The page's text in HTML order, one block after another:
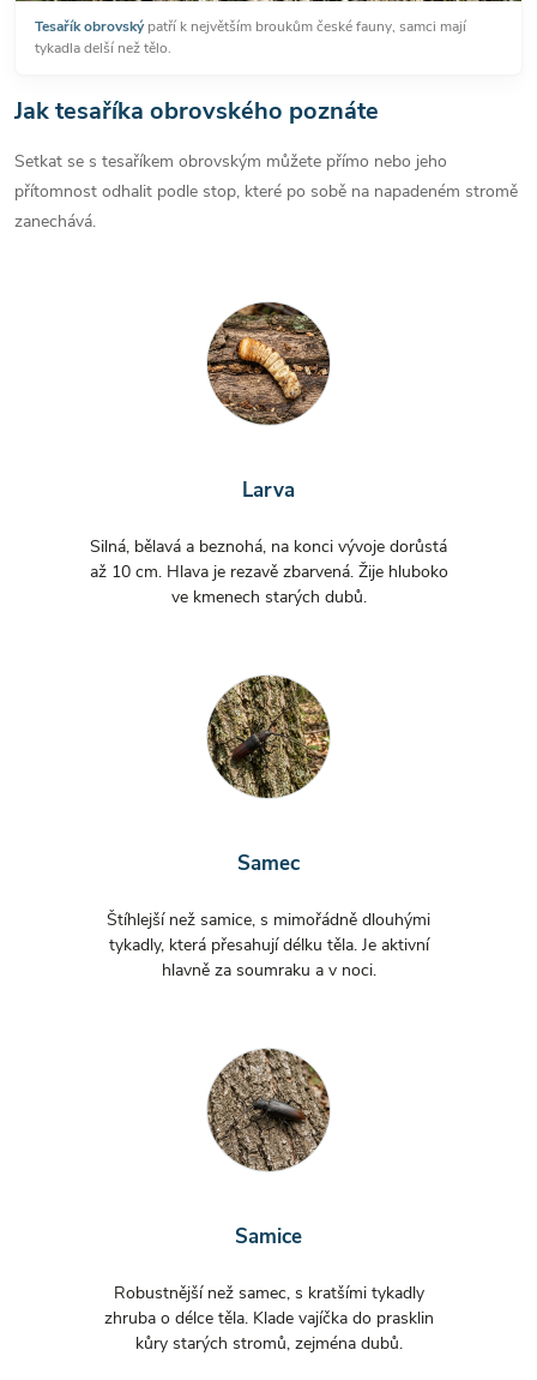
Tesařík obrovskýpatří k největším broukům české fauny, samci mají
tykadla delší než tělo.
Jak tesaříka obrovského poznáte
Setkat se s tesaříkem obrovským můžete přímo nebo jeho
přítomnost odhalit podle stop, které po sobě na napadeném stromě
zanechává.
Larva
Silná, bělavá a beznohá, na konci vývoje dorůstá
až 10 cm. Hlava je rezavě zbarvená. Žije hluboko
ve kmenech starých dubů.
Samec
Štíhlejší než samice, s mimořádně dlouhými
tykadly, která přesahují délku těla. Je aktivní
hlavně za soumraku a v noci.
Samice
Robustnější než samec, s kratšími tykadly
zhruba o délce těla. Klade vajíčka do prasklin
kůry starých stromů, zejména dubů.